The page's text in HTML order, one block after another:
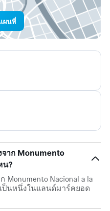
ผนที่
าก Monumento
น?
Monumento Nacional a la
ป็นหนึ่งในแลนด์มาร์คยอด